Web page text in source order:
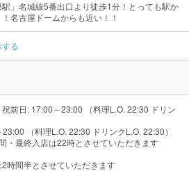
」名城線5番出口より徒歩1分！とっても駅か
名古屋ドームからも近い！！
る
前日: 17:00～23:00 （料理L.O. 22:30 ドリン
（料理L.O. 22:30 ドリンクL.O. 22:30）
・最終入店は22時とさせていただきます
時間半とさせていただきます